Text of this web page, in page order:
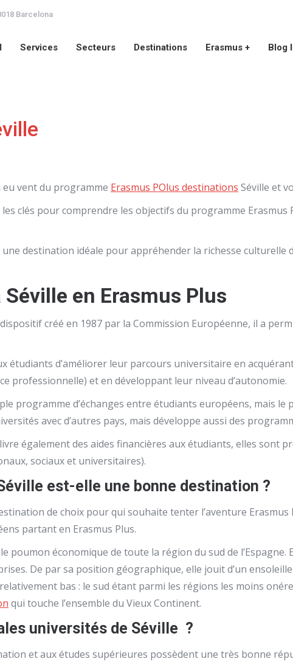
Barcelona
Services Secteurs Destinations Erasmus + Blog
eu vent du programme Erasmus POlus destinations Séville et
clés pour comprendre les objectifs du programme
une destination idéale pour appréhender la richesse
en Erasmus Plus
créé en 1987 par la Commission Européenne, il a
étudiants d’améliorer leur parcours universitaire en
professionnelle) et en développant leur niveau d’autonomie.
programme d’échanges entre étudiants européens, mais
avec d’autres pays, mais développe aussi des
également des aides financières aux étudiants, elles sont
sociaux et universitaires).
est-elle une bonne destination ?
de choix pour qui souhaite tenter l’aventure Erasmus
partant en Erasmus Plus.
poumon économique de toute la région du sud de
De par sa position géographique, elle jouit d’un
bas : le sud étant parmi les régions les moins
qui touche l’ensemble du Vieux Continent.
universités de Séville ?
et aux études supérieures possèdent une très bonne
Services